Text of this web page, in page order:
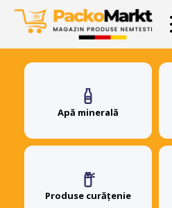
Apă minerală
Produse curățenie